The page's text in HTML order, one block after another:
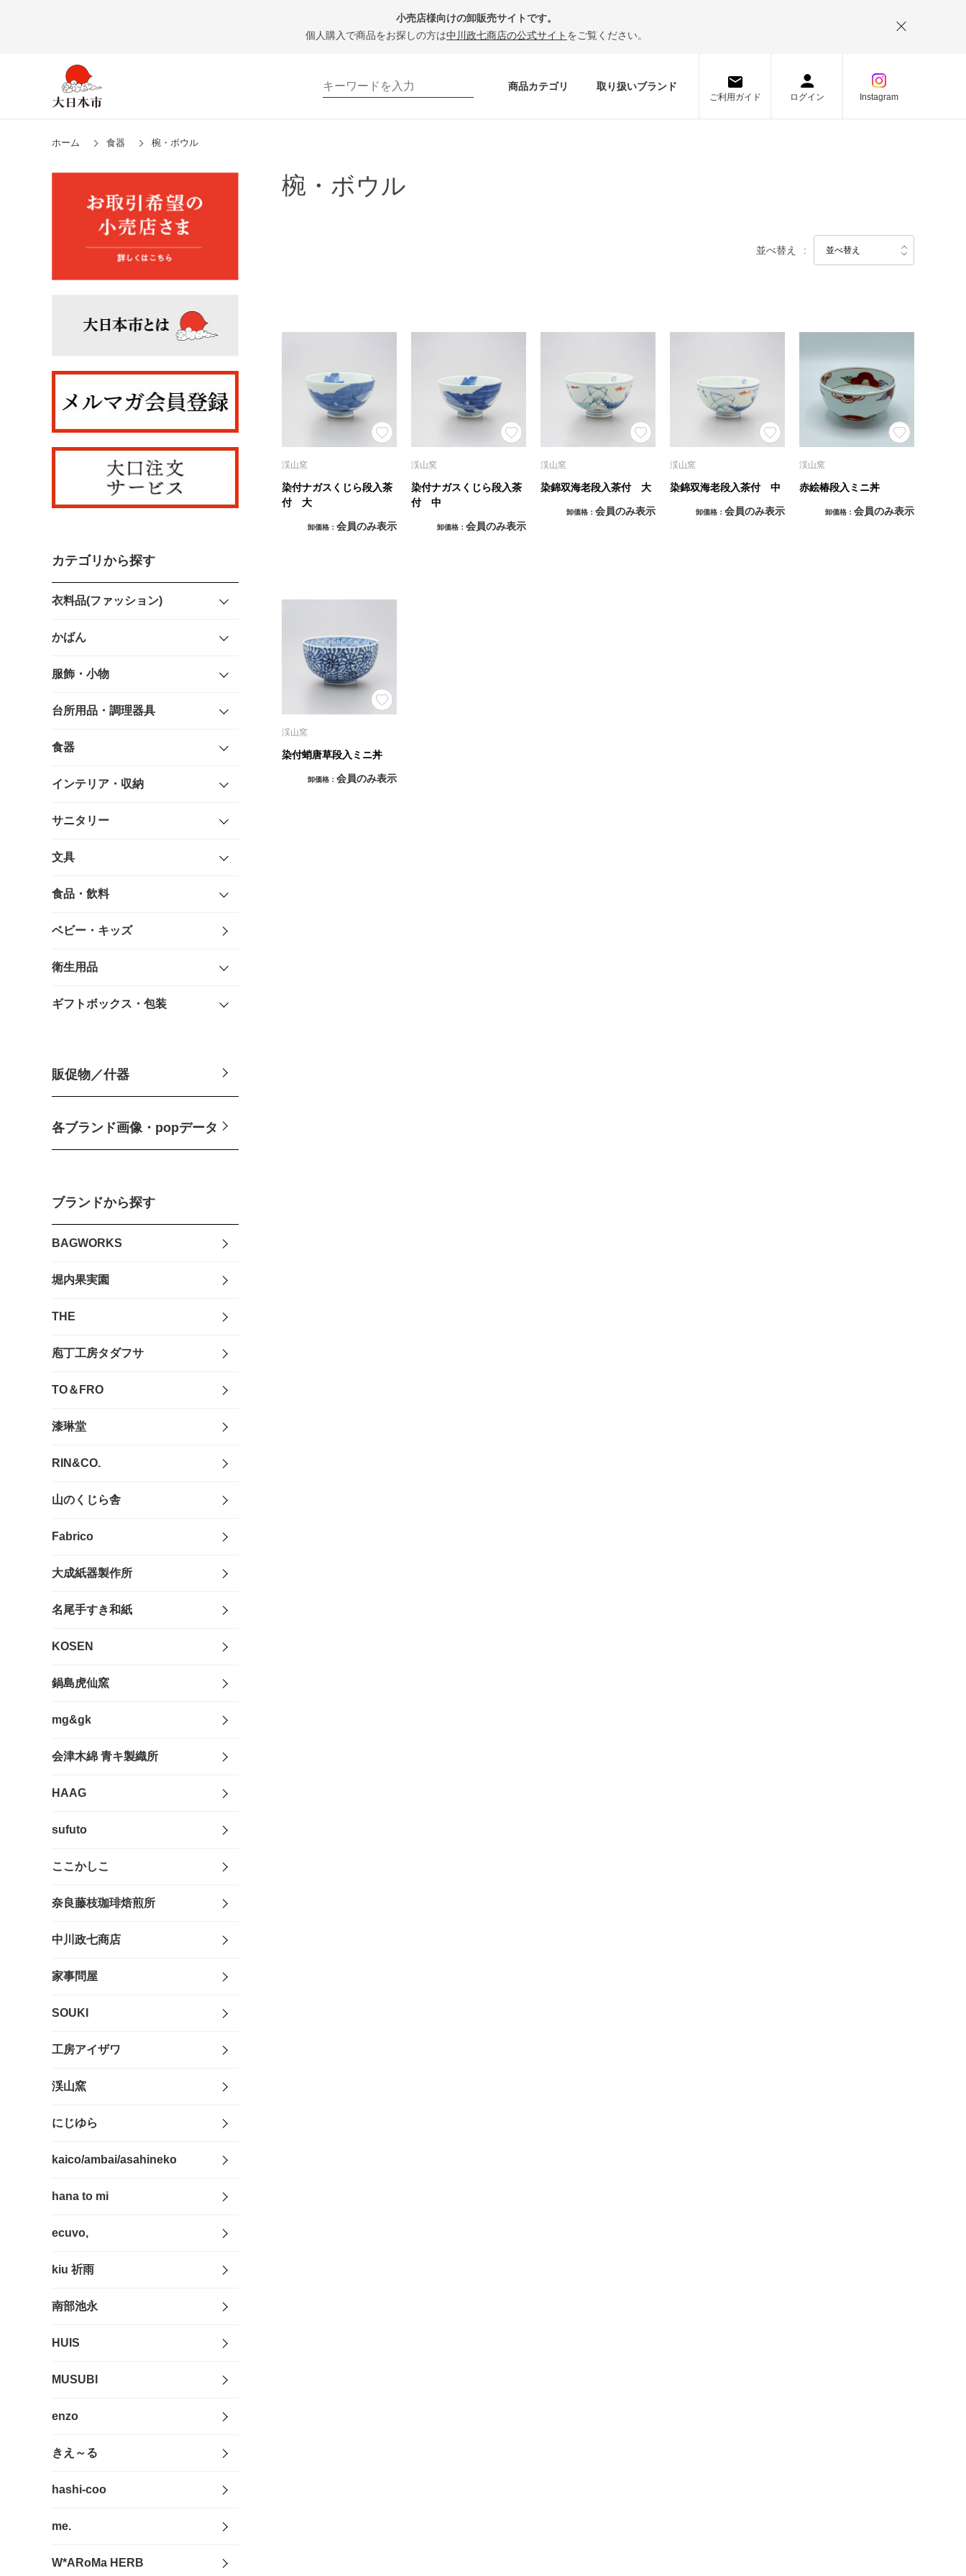
小売店様向けの卸販売サイトです。
個人購入で商品をお探しの方は中川政七商店の公式サイト をご覧ください。
商品カテゴリ 取り扱いブランド
ご利用ガイド ログイン Instagram
ホーム 食器 椀・ボウル
カテゴリから探す
衣料品(ファッション)
かばん
服飾・小物
台所用品・調理器具
食器
インテリア・収納
サニタリー
文具
食品・飲料
ベビー・キッズ
衛生用品
ギフトボックス・包装
販促物／什器
各ブランド画像・popデータ
ブランドから探す
BAGWORKS
堀内果実園
THE
庖丁工房タダフサ
TO＆FRO
漆琳堂
RIN&CO.
山のくじら舎
Fabrico
大成紙器製作所
名尾手すき和紙
KOSEN
鍋島虎仙窯
mg&gk
会津木綿 青キ製織所
HAAG
sufuto
ここかしこ
奈良藤枝珈琲焙煎所
中川政七商店
家事問屋
SOUKI
工房アイザワ
渓山窯
にじゆら
kaico/ambai/asahineko
hana to mi
ecuvo,
kiu 祈雨
南部池永
HUIS
MUSUBI
enzo
きえ～る
hashi-coo
me.
W*ARoMa HERB
椀・ボウル
並べ替え
渓山窯
染付ナガスくじら段入茶
付 大
卸価格 会員のみ表示
渓山窯
染付ナガスくじら段入茶
付 中
卸価格 会員のみ表示
渓山窯
染錦双海老段入茶付 大
卸価格 会員のみ表示
渓山窯
染錦双海老段入茶付 中
卸価格 会員のみ表示
渓山窯
赤絵椿段入ミニ丼
卸価格 会員のみ表示
渓山窯
染付蛸唐草段入ミニ丼
卸価格 会員のみ表示